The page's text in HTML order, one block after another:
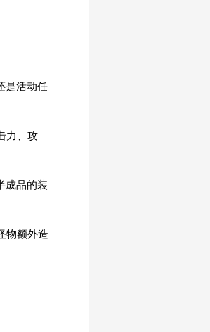
是活动任
力、攻
成品的装
物额外造